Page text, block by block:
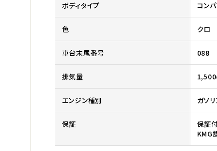
ボディタイプ コン
色 クロ
車台末尾番号 088
排気量
エンジン種別 ガソ
保証
保証
KMG